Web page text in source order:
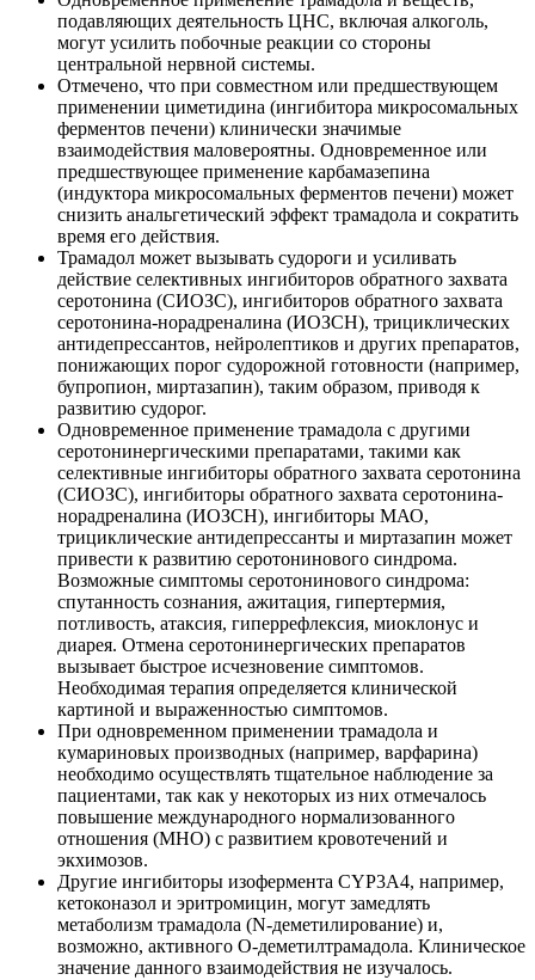
подавляющих деятельность ЦНС, включая алкоголь,
могут усилить побочные реакции со стороны
центральной нервной системы.
Отмечено, что при совместном или предшествующем
применении циметидина (ингибитора микросомальных
ферментов печени) клинически значимые
взаимодействия маловероятны. Одновременное или
предшествующее применение карбамазепина
(индуктора микросомальных ферментов печени) может
снизить анальгетический эффект трамадола и сократить
время его действия.
Трамадол может вызывать судороги и усиливать
действие селективных ингибиторов обратного захвата
серотонина (СИОЗС), ингибиторов обратного захвата
серотонина-норадреналина (ИОЗСН), трициклических
антидепрессантов, нейролептиков и других препаратов,
понижающих порог судорожной готовности (например,
бупропион, миртазапин), таким образом, приводя к
развитию судорог.
Одновременное применение трамадола с другими
серотонинергическими препаратами, такими как
селективные ингибиторы обратного захвата серотонина
(СИОЗС), ингибиторы обратного захвата серотонина-
норадреналина (ИОЗСН), ингибиторы МАО,
трициклические антидепрессанты и миртазапин может
привести к развитию серотонинового синдрома.
Возможные симптомы серотонинового синдрома:
спутанность сознания, ажитация, гипертермия,
потливость, атаксия, гиперрефлексия, миоклонус и
диарея. Отмена серотонинергических препаратов
вызывает быстрое исчезновение симптомов.
Необходимая терапия определяется клинической
картиной и выраженностью симптомов.
При одновременном применении трамадола и
кумариновых производных (например, варфарина)
необходимо осуществлять тщательное наблюдение за
пациентами, так как у некоторых из них отмечалось
повышение международного нормализованного
отношения (МНО) с развитием кровотечений и
экхимозов.
Другие ингибиторы изофермента CYP3A4, например,
кетоконазол и эритромицин, могут замедлять
метаболизм трамадола (N-деметилирование) и,
возможно, активного О-деметилтрамадола. Клиническое
значение данного взаимодействия не изучалось.